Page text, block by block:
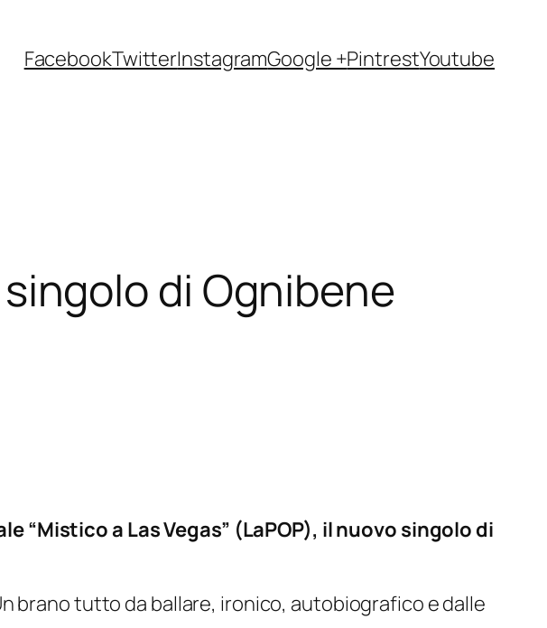
FacebookTwitterInstagramGoogle +PintrestYoutube
di Ognibene
“Mistico a Las Vegas” (LaPOP), il nuovo singolo di
brano tutto da ballare, ironico, autobiografico e dalle